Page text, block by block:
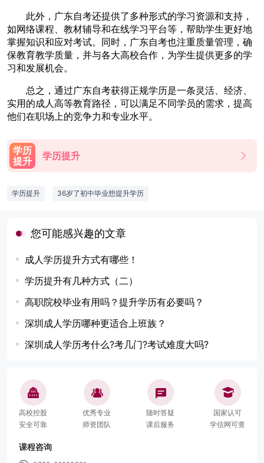
此外，广东自考还提供了多种形式的学习资源和支持，
如网络课程、教材辅导和在线学习平台等，帮助学生更好地
掌握知识和应对考试。同时，广东自考也注重质量管理，确
保教育教学质量，并与各大高校合作，为学生提供更多的学
习和发展机会。
总之，通过广东自考获得正规学历是一条灵活、经济、
实用的成人高等教育路径，可以满足不同学员的需求，提高
他们在职场上的竞争力和专业水平。
学历
提升
学历提升
学历提升 36岁了初中毕业想提升学历
您可能感兴趣的文章
成人学历提升方式有哪些！
学历提升有几种方式（二）
高职院校毕业有用吗？提升学历有必要吗？
深圳成人学历哪种更适合上班族？
深圳成人学历考什么?考几门?考试难度大吗?
高校控股
安全可靠
优秀专业
师资团队
随时答疑
课后服务
国家认可
学信网可查
课程咨询